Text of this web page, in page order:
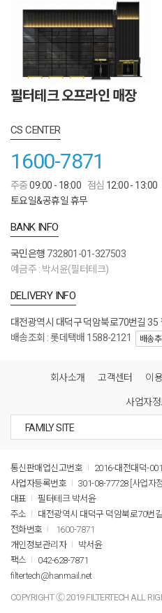
필터테크 오프라인 매장
CS CENTER
1600-7871
주중09:00 - 18:00 점심 12:00 - 13:00
토요일&공휴일 휴무
BANK INFO
국민은행 732801-01-327503
예금주 : 박서윤(필터테크)
DELIVERY INFO
대전광역시 대덕구 덕암북로70번길 35
배송조회 : 롯데택배 1588-2121
배송
회사소개 고객센터 이
사업자
통신판매업신고번호
2016-대전대덕-
사업자등록번호
301-08-77728 [사업자
대표
필터테크 박서윤
주소
대전광역시 대덕구 덕암북로70번
전화번호
1600-7871
개인정보관리자
박서윤
팩스
042-628-7871
filtertech@hanmail.net
COPYRIGHT Ⓒ 2019 FILTERTECH ALL